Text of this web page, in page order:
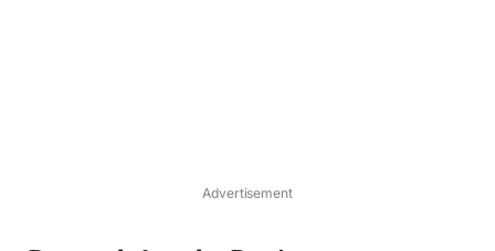
Advertisement